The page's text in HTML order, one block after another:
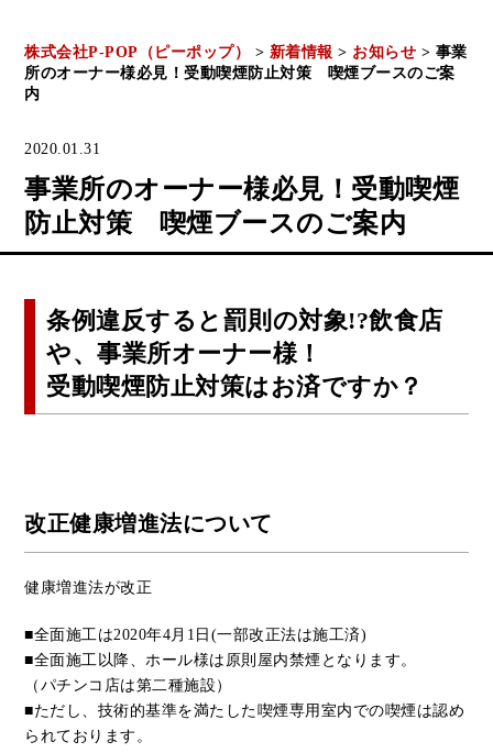
株式会社P-POP（ピーポップ） > 新着情報 > お知らせ > 事業
所のオーナー様必見！受動喫煙防止対策 喫煙ブースのご案
内
2020.01.31
事業所のオーナー様必見！受動喫煙
防止対策 喫煙ブースのご案内
条例違反すると罰則の対象!?飲食店
や、事業所オーナー様！
受動喫煙防止対策はお済ですか？
改正健康増進法について
健康増進法が改正
■全面施工は2020年4月1日(一部改正法は施工済)
■全面施工以降、ホール様は原則屋内禁煙となります。
（パチンコ店は第二種施設）
■ただし、 技術的基準を満たした喫煙専用室内 での喫煙は認め
られております。